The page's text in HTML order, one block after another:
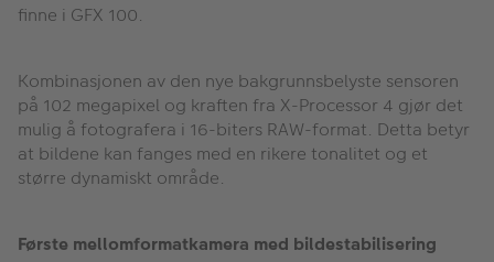
finne i GFX 100.
Kombinasjonen av den nye bakgrunnsbelyste sensoren
på 102 megapixel og kraften fra X-Processor 4 gjør det
mulig å fotografera i 16-biters RAW-format. Detta betyr
at bildene kan fanges med en rikere tonalitet og et
større dynamiskt område.
Første mellomformatkamera med bildestabilisering